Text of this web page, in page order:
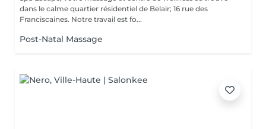
dans le calme quartier résidentiel de Belair; 16 rue des
Franciscaines. Notre travail est fo...
Post-Natal Massage